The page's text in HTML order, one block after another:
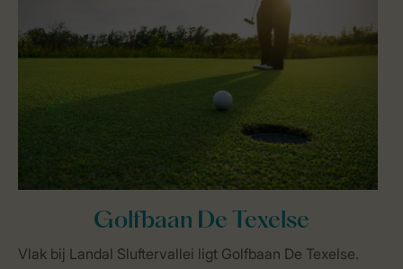
Golfbaan De Texelse
Vlak bij Landal Sluftervallei ligt Golfbaan De Texelse.